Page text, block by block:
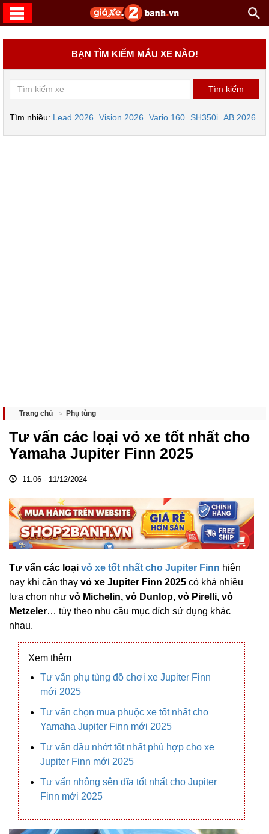
BẠN TÌM KIẾM MẪU XE NÀO!
Tìm nhiều: Lead 2026 Vision 2026 Vario 160 SH350i AB 2026
Trang chủ Phụ tùng
Tư vấn các loại vỏ xe tốt nhất cho
Yamaha Jupiter Finn 2025
11:06 - 11/12/2024
Tư vấn các loại vỏ xe tốt nhất cho Jupiter Finn hiện
nay khi cần thay vỏ xe Jupiter Finn 2025 có khá nhiều
lựa chọn như vỏ Michelin, vỏ Dunlop, vỏ Pirelli, vỏ
Metzeler… tùy theo nhu cầu mục đích sử dụng khác
nhau.
Xem thêm
Tư vấn phụ tùng đồ chơi xe Jupiter Finn
mới 2025
Tư vấn chọn mua phuộc xe tốt nhất cho
Yamaha Jupiter Finn mới 2025
Tư vấn dầu nhớt tốt nhất phù hợp cho xe
Jupiter Finn mới 2025
Tư vấn nhông sên dĩa tốt nhất cho Jupiter
Finn mới 2025